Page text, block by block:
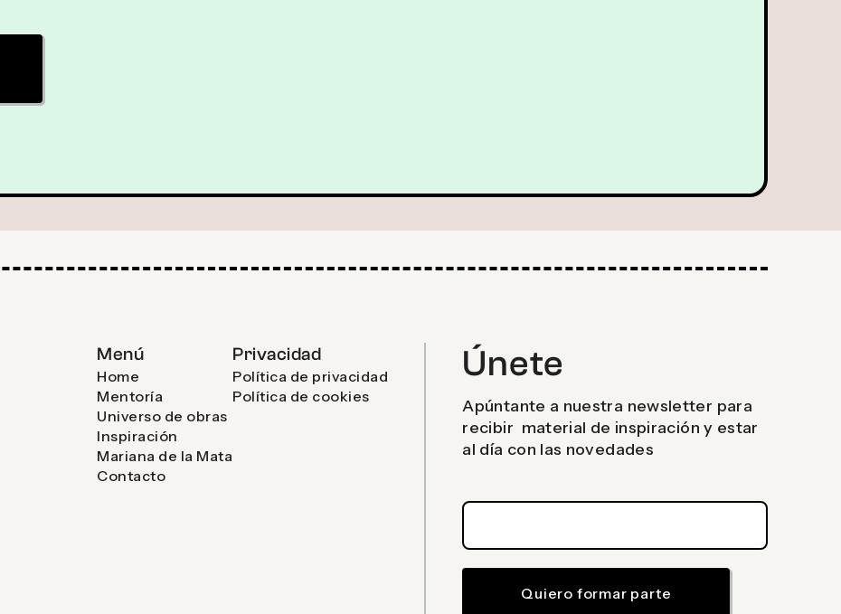
Menú
Home
Mentoría
Universo de obras
Inspiración
Mariana de la Mata
Contacto
Privacidad
Política de privacidad
Política de cookies
Únete
Apúntante a nuestra newsletter para
recibir material de inspiración y estar
al día con las novedades